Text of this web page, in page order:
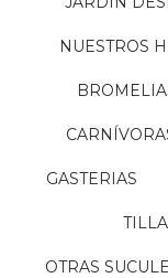
NUESTROS
GASTERIAS
OTRAS